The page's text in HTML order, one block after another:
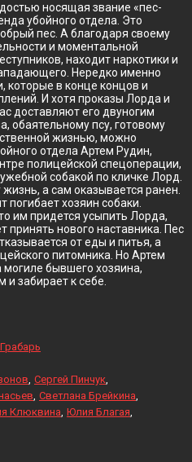
носящая звание «пес-
убойного отдела. Это
пес. А благодаря своему
и моментальной
находит наркотики и
Нередко именно
которые в конце концов и
И хотя проказы Лорда и
доставляют его двуногим
обаятельному псу, готовому
жизнью, можно
отдела Артем Рудин,
полицейской спецоперации,
собакой по кличке Лорд.
а сам оказывается ранен.
хозяин собаки.
им придется усыпить Лорда,
принять нового наставника. Пес
от еды и питья, а
питомника. Но Артем
могиле бывшего хозяина,
и забирает к себе.
Сергей Пинчук
Светлана Брейкина
Клюквина Юлия Благая